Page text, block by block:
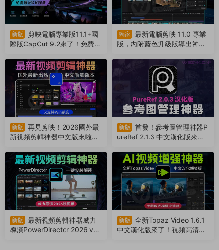
新版
剪映電腦專業版11.1+國
際版CapCut 9.2來了！免費導
通（260804）
獨家
最新電腦剪映 11.0 專業
版，内附藍色升級版導出神
新版
再見剪映！2026國外最
新視頻剪輯神器中文版來啦，
新版
首發！參考圖管理神器P
ureRef 2.1.3 中文漢化版來
實用功能震撼來襲（26072
6）
新版
最新視頻剪輯神器威力
導演PowerDirector 2026 v2
新版
全新Topaz Video 1.6.1
中文漢化版來了！視頻高清修